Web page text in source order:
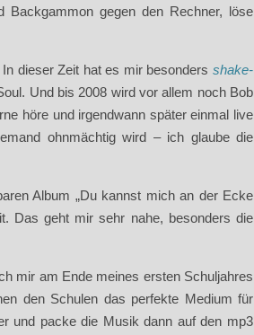
Backgammon gegen den Rechner, löse
dieser Zeit hat es mir besonders shake-
Und bis 2008 wird vor allem noch Bob
höre und irgendwann später einmal live
ohnmächtig wird – ich glaube die
Album „Du kannst mich an der Ecke
Das geht mir sehr nahe, besonders die
mir am Ende meines ersten Schuljahres
den Schulen das perfekte Medium für
und packe die Musik dann auf den mp3